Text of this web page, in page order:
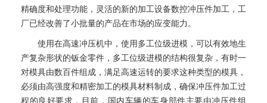
精确度和处理功能，灵活的新的加工设备数控冲压件加工 ，工
厂已经改善了小批量的产品在市场的应变能力 。
使用在高速冲压机中 ， 使用多工位级进模 ， 可以有效地生
产复杂形状的钣金零件 ， 多工位级进模的结构很复杂，有时一
对模具由数百件组成 ， 满足高速运转的要求这种类型的模具 ，
必须由高强度和精密加工的模具材料制成 ， 确保冲压件加工过
程的良好要求，目前，国内车辆的车身部件主要由冲压件组